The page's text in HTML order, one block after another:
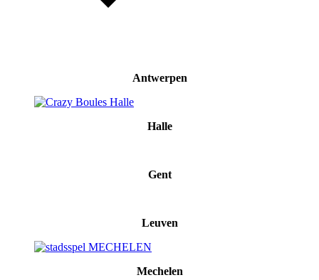
Antwerpen
Halle
Gent
Leuven
Mechelen